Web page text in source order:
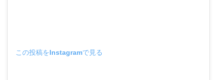
この投稿をInstagramで見る